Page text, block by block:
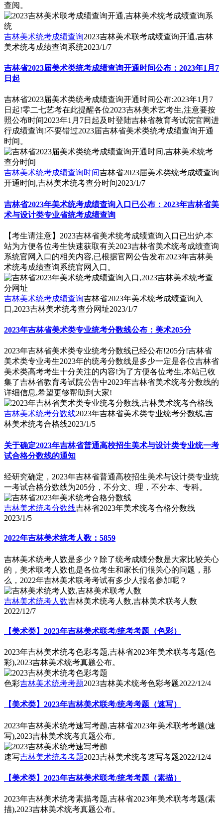
查阅。
吉林美术统考成绩查询2023吉林美术联考成绩查询开通,吉林
美术统考成绩查询系统2023/1/7
吉林省2023届美术类统考成绩查询开通时间公布：2023年1月7
日起
吉林省2023届美术类统考成绩查询开通时间公布:2023年1月7
日起!零二七艺考在此提醒各位2023吉林美术艺考生,注意要按
照公布时间2023年1月7日起及时登陆吉林省教育考试院官网进
行成绩查询!不要错过2023届吉林省美术类统考成绩查询开通
时间。
吉林美术统考成绩查询时间吉林省2023届美术类统考成绩查询
开通时间,吉林美术统考查分时间2023/1/7
吉林省2023年美术统考成绩查询入口已公布：2023年吉林省美
术与设计类专业省统考成绩查询
【考生请注意】2023吉林省美术统考成绩查询入口已出炉,本
站为方便各位考生快速获取有关2023吉林省美术统考成绩查询
系统官网入口的相关内容,已根据官网公告发布2023年吉林美
术统考成绩查询系统官网入口。
吉林美术统考成绩查询吉林省2023年美术统考成绩查询入
口,2023吉林美术统考查分网址2023/1/7
2023年吉林省美术类专业统考分数线公布：美术205分
2023年吉林省美术类专业统考分数线已经公布!205分!吉林省
美术类专业考生2023年的统考分数线是多少一定是各位吉林省
美术类高考考生十分关注的内容!为了方便各位考生,本站已收
集了吉林省教育考试院公告中2023年吉林省美术统考分数线的
详细信息,希望更够帮助到大家!
吉林美术统考分数线2023年吉林省美术类专业统考分数线,吉
林美术统考合格线2023/1/5
关于确定2023年吉林省普通高校招生美术与设计类专业统一考
试合格分数线的通知
经研究确定，2023年吉林省普通高校招生美术与设计类专业统
一考试合格分数线为205分，不分文、理，不分本、专科。
吉林美术统考分数线吉林省2023年美术统考合格分数线
2023/1/5
2022年吉林美术统考人数：5859
吉林美术统考人数是多少？除了统考成绩分数是大家比较关心
的，美术联考人数也是各位考生和家长们很关心的问题，那
么，2022年吉林美术联考考试有多少人报名参加呢？
吉林美术统考人数吉林美术统考人数,吉林美术联考人数
2022/12/7
【美术类】2023年吉林美术联考/统考考题（色彩）
2023年吉林美术统考色彩考题,吉林省2023年美术联考考题(色
彩),2023吉林美术统考真题公布。
色彩吉林美术统考考题2023吉林美术统考色彩考题2022/12/4
【美术类】2023年吉林美术联考/统考考题（速写）
2023年吉林美术统考速写考题,吉林省2023年美术联考考题(速
写),2023吉林美术统考真题公布。
速写吉林美术统考考题2023吉林美术统考速写考题2022/12/4
【美术类】2023年吉林美术联考/统考考题（素描）
2023年吉林美术统考素描考题,吉林省2023年美术联考考题(素
描),2023吉林美术统考真题公布。